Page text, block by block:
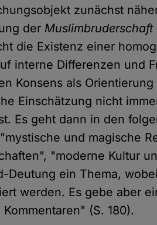
zunächst
der Muslimbruderschaft
die Existenz einer
interne Differenzen und
Konsens als
Einschätzung nicht
Es geht dann in den
und magische
"moderne Kultur
Deutung ein Thema,
werden. Es gebe aber
(S. 180).